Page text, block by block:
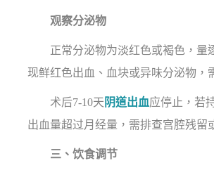
观察分泌物
正常分泌物为淡红色或褐色，量
现鲜红色出血、血块或异味分泌物，
术后7-10天 阴道出血应停止，若
出血量超过月经量，需排查宫腔残留
三、饮食调节